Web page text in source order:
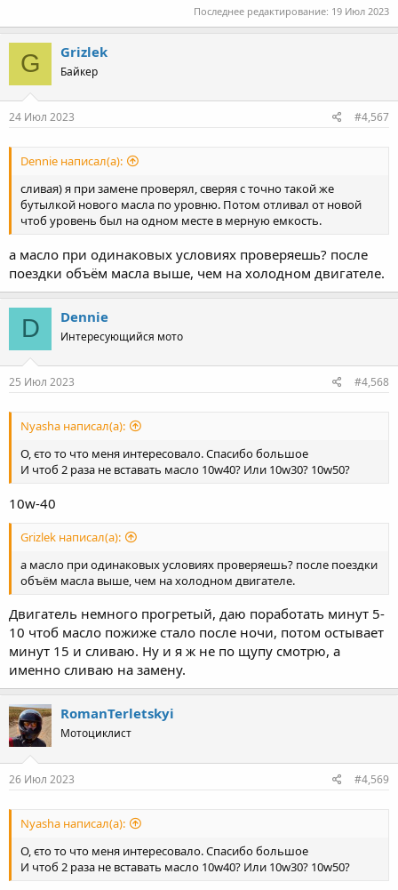
Последнее редактирование: 19 Июл 2023
G Grizlek
Байкер
24 Июл 2023 #4,567
Dennie написал(а):
сливая) я при замене проверял, сверяя с точно такой же
бутылкой нового масла по уровню. Потом отливал от новой
чтоб уровень был на одном месте в мерную емкость.
а масло при одинаковых условиях проверяешь? после
поездки объём масла выше, чем на холодном двигателе.
D Dennie
Интересующийся мото
25 Июл 2023 #4,568
Nyasha написал(а):
О, єто то что меня интересовало. Спасибо большое
И чтоб 2 раза не вставать масло 10w40? Или 10w30? 10w50?
10w-40
Grizlek написал(а):
а масло при одинаковых условиях проверяешь? после поездки
объём масла выше, чем на холодном двигателе.
Двигатель немного прогретый, даю поработать минут 5-
10 чтоб масло пожиже стало после ночи, потом остывает
минут 15 и сливаю. Ну и я ж не по щупу смотрю, а
именно сливаю на замену.
RomanTerletskyi
Мотоциклист
26 Июл 2023 #4,569
Nyasha написал(а):
О, єто то что меня интересовало. Спасибо большое
И чтоб 2 раза не вставать масло 10w40? Или 10w30? 10w50?